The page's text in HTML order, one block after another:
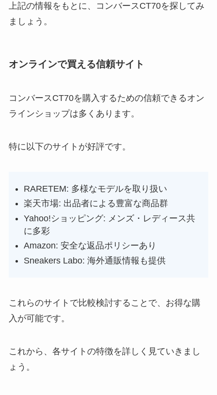
上記の情報をもとに、コンバースCT70を探してみ
ましょう。
オンラインで買える信頼サイト
コンバースCT70を購入するための信頼できるオン
ラインショップは多くあります。
特に以下のサイトが好評です。
RARETEM: 多様なモデルを取り扱い
楽天市場: 出品者による豊富な商品群
Yahoo!ショッピング: メンズ・レディース共
に多彩
Amazon: 安全な返品ポリシーあり
Sneakers Labo: 海外通販情報も提供
これらのサイトで比較検討することで、お得な購
入が可能です。
これから、各サイトの特徴を詳しく見ていきまし
ょう。